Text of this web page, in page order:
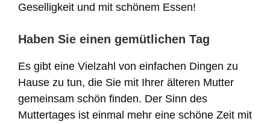
Geselligkeit und mit schönem Essen!
Haben Sie einen gemütlichen Tag
Es gibt eine Vielzahl von einfachen Dingen zu
Hause zu tun, die Sie mit Ihrer älteren Mutter
gemeinsam schön finden. Der Sinn des
Muttertages ist einmal mehr eine schöne Zeit mit